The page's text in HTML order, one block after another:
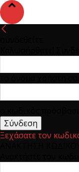
Ξεχάσατε τον